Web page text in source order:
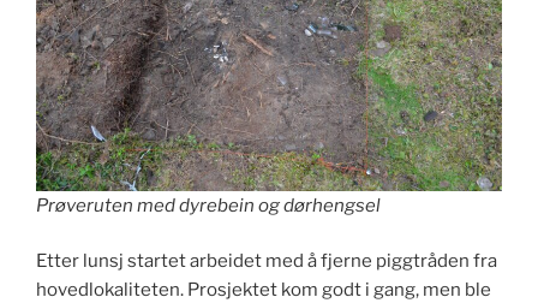
Prøveruten med dyrebein og dørhengsel
Etter lunsj startet arbeidet med å fjerne piggtråden fra
hovedlokaliteten. Prosjektet kom godt i gang, men ble